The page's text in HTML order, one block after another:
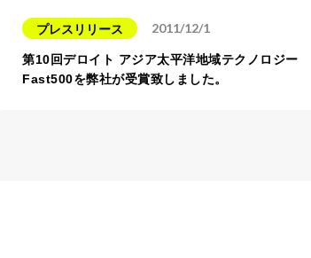
プレスリリース 2011/12/1
第10回デロイト アジア太平洋地域テクノロジー
Fast500を弊社が受賞致しました。